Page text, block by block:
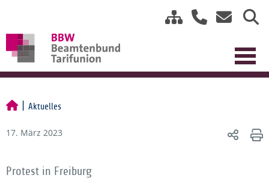
Aktuelles
17. März 2023
Protest in Freiburg